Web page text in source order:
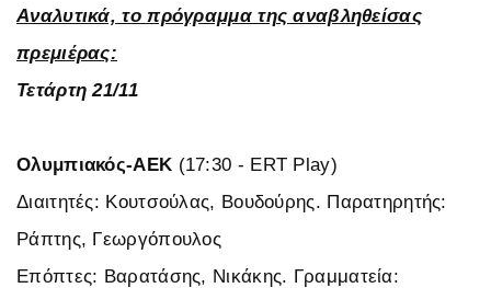
Αναλυτικά, το πρόγραμμα της αναβληθείσας
πρεμιέρας:
Τετάρτη 21/11
Ολυμπιακός-ΑΕΚ (17:30 - ΕRT Play)
Διαιτητές: Κουτσούλας, Βουδούρης. Παρατηρητής:
Ράπτης, Γεωργόπουλος
Επόπτες: Βαρατάσης, Νικάκης. Γραμματεία: